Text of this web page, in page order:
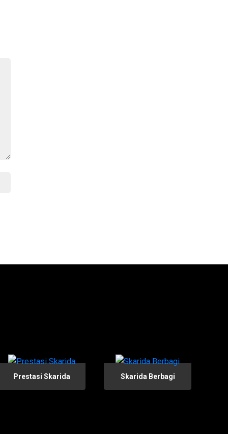
Prestasi Skarida Skarida Berbagi